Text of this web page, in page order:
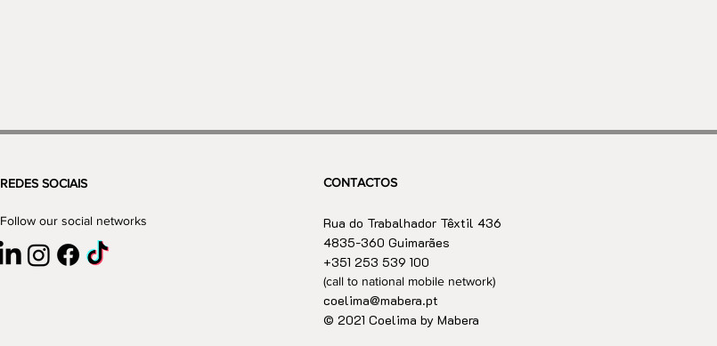
REDES SOCIAIS
Follow our social networks
CONTACTOS
Rua do Trabalhador Têxtil 436
4835-360 Guimarães
+351 253 539 100
(call to national mobile network)
coelima@mabera.pt
© 2021 Coelima by Mabera